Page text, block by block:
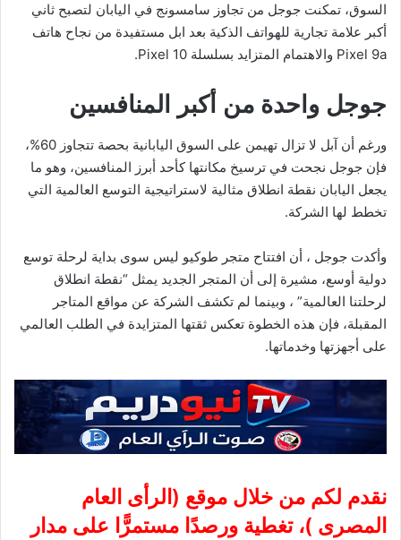
السوق، تمكنت جوجل من تجاوز سامسونج في اليابان لتصبح ثاني
أكبر علامة تجارية للهواتف الذكية بعد ابل مستفيدة من نجاح هاتف
Pixel 9a والاهتمام المتزايد بسلسلة Pixel 10.
جوجل واحدة من أكبر المنافسين
ورغم أن آبل لا تزال تهيمن على السوق اليابانية بحصة تتجاوز 60%،
فإن جوجل نجحت في ترسيخ مكانتها كأحد أبرز المنافسين، وهو ما
يجعل اليابان نقطة انطلاق مثالية لاستراتيجية التوسع العالمية التي
تخطط لها الشركة.
وأكدت جوجل ، أن افتتاح متجر طوكيو ليس سوى بداية لرحلة توسع
دولية أوسع، مشيرة إلى أن المتجر الجديد يمثل “نقطة انطلاق
لرحلتنا العالمية” ، وبينما لم تكشف الشركة عن مواقع المتاجر
المقبلة، فإن هذه الخطوة تعكس ثقتها المتزايدة في الطلب العالمي
على أجهزتها وخدماتها.
نقدم لكم من خلال موقع ( الرأى العام
المصرى )، تغطية ورصدًا مستمرًّا على مدار